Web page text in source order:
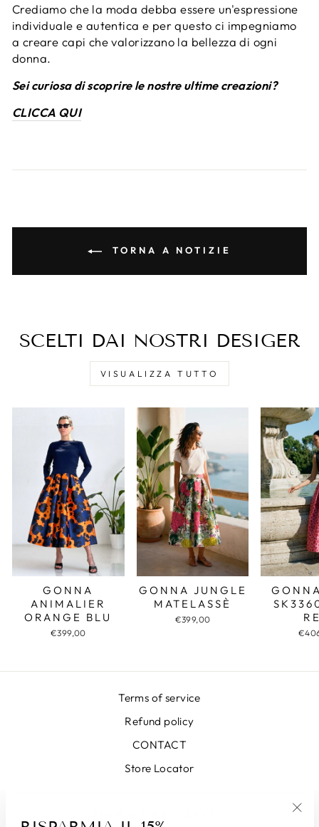
Crediamo che la moda debba essere un'espressione
individuale e autentica e per questo ci impegniamo
a creare capi che valorizzano la bellezza di ogni
donna.
Sei curiosa di scoprire le nostre ultime creazioni?
CLICCA QUI
TORNA A NOTIZIE
SCELTI DAI NOSTRI DESIGER
VISUALIZZA TUTTO
GONNA
ANIMALIER
ORANGE BLU
€399,00
GONNA JUNGLE
MATELASSÈ
€399,00
Terms of service
Refund policy
CONTACT
Store Locator